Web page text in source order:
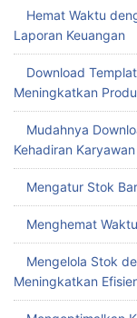
Atasi Kesalahan
yang Mudah
Rahasia
Excel Laporan
Hemat Waktu
Laporan Keuangan
Download
Meningkatkan
Mudahnya
Kehadiran Karyawan
Mengatur Stok